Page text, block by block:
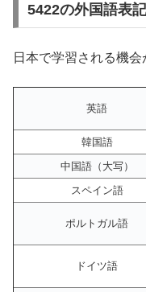
5422の外国語表記
日本で学習される機会
英語
韓国語
中国語（大写）
スペイン語
ポルトガル語
ドイツ語